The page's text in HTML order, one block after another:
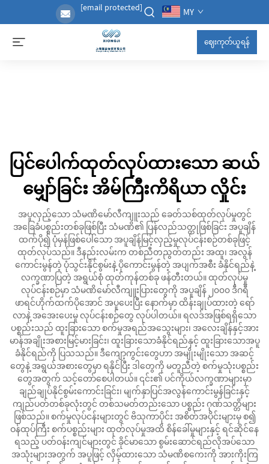
[email protected] MY
ဈေးကုတ်ယူရန်
ပြင်ပေါက်ထုတ်လုပ်ထားသော ဆယ်
မျှော်ခြင်း အိမ်ကြီးကိရိယာ လှိုင်း
အပူလှည့်သော သံမဏိမော်လီကျူးသည် ခေတ်သစ်ထုတ်လုပ်မှုတွင်
အခြေခံပစ္စည်းတစ်ခုဖြစ်ပြီး သံမဏိ၏ ပြန်လည်သတ္တုဖြစ်ခြင်း အပူချိန်
ထက်ပို၍ ပုံမှန်ဖြစ်ပေါ်သော အပူချိန်မြင့်လှည့်မှုလုပ်ငန်းစဉ်တစ်ခုဖြင့်
ထုတ်လုပ်သည်။ ဒီနည်းလမ်းက တစ်ညီတညွတ်တည်း အထူ၊ အလွန်
ကောင်းမွန်တဲ့ ပုံသွင်းနိုင်စွမ်းနဲ့ ပိုကောင်းမွန်တဲ့ အပျက်အစီး ခံနိုင်ရည်နဲ့
လက္ခဏာပြတဲ့ အရွယ်စုံ ထုတ်ကုန်တစ်ခု ဖန်တီးတယ်။ ထုတ်လုပ်မှု
လုပ်ငန်းစဉ်မှာ သံမဏိမော်လီကျူးပြားတွေကို အပူချိန် ၂၀၀၀ ဒီဂရီ
ဖာရင်ဟိုက်ထက်ပိုအောင် အပူပေးပြီး နောက်မှာ ထိန်းချုပ်ထားတဲ့ ရော်
လာနဲ့ အအေးပေးမှု လုပ်ငန်းစဉ်တွေ လုပ်ပါတယ်။ ရလဒ်အဖြစ်ရရှိသော
ပစ္စည်းသည် ထူးခြားသော စက်မှုအရည်အသွေးများ၊ အလေးချိန်နှင့်အား
မာန်အချိုးအစားမြင့်မားခြင်း၊ ထူးခြားသောခံနိုင်ရည်နှင့် ထူးခြားသောအပူ
ခံနိုင်ရည်ကို ပြသသည်။ ဒီကျော့ကွင်းတွေဟာ အမျိုးမျိုးသော အဆင့်
တွေနဲ့ အရွယ်အစားတွေမှာ ရနိုင်ပြီး ဒါတွေကို မတူညီတဲ့ စက်မှုသုံးပစ္စည်း
တွေအတွက် သင့်တော်စေပါတယ်။ ၎င်း၏ ပင်ကိုယ်လက္ခဏာများမှာ
ချည်ချုပ်နိုင်စွမ်းကောင်းခြင်း၊ မျက်နှာပြင်အလွန်ကောင်းမွန်ခြင်းနှင့်
ကျည်ပတ်တစ်ခုလုံးတွင် တစ်သမတ်တည်းသော ပစ္စည်း ဂုဏ်သတ္တိများ
ဖြစ်သည်။ စက်မှုလုပ်ငန်းများတွင် ဗိသုကာပိုင်း အစိတ်အပိုင်းများမှ စ၍
ဝန်ထုပ်ကြီး စက်ပစ္စည်းများ ထုတ်လုပ်မှုအထိ စိန်ခေါ်မှုများနှင့် ရင်ဆိုင်နေ
ရသည့် ပတ်ဝန်းကျင်များတွင် ခိုင်မာသော စွမ်းဆောင်ရည်လိုအပ်သော
အသုံးများအတွက် အပူဖြင့် လှိမ့်ထားသော သံမဏိစကေးကို အားကိုးကြ